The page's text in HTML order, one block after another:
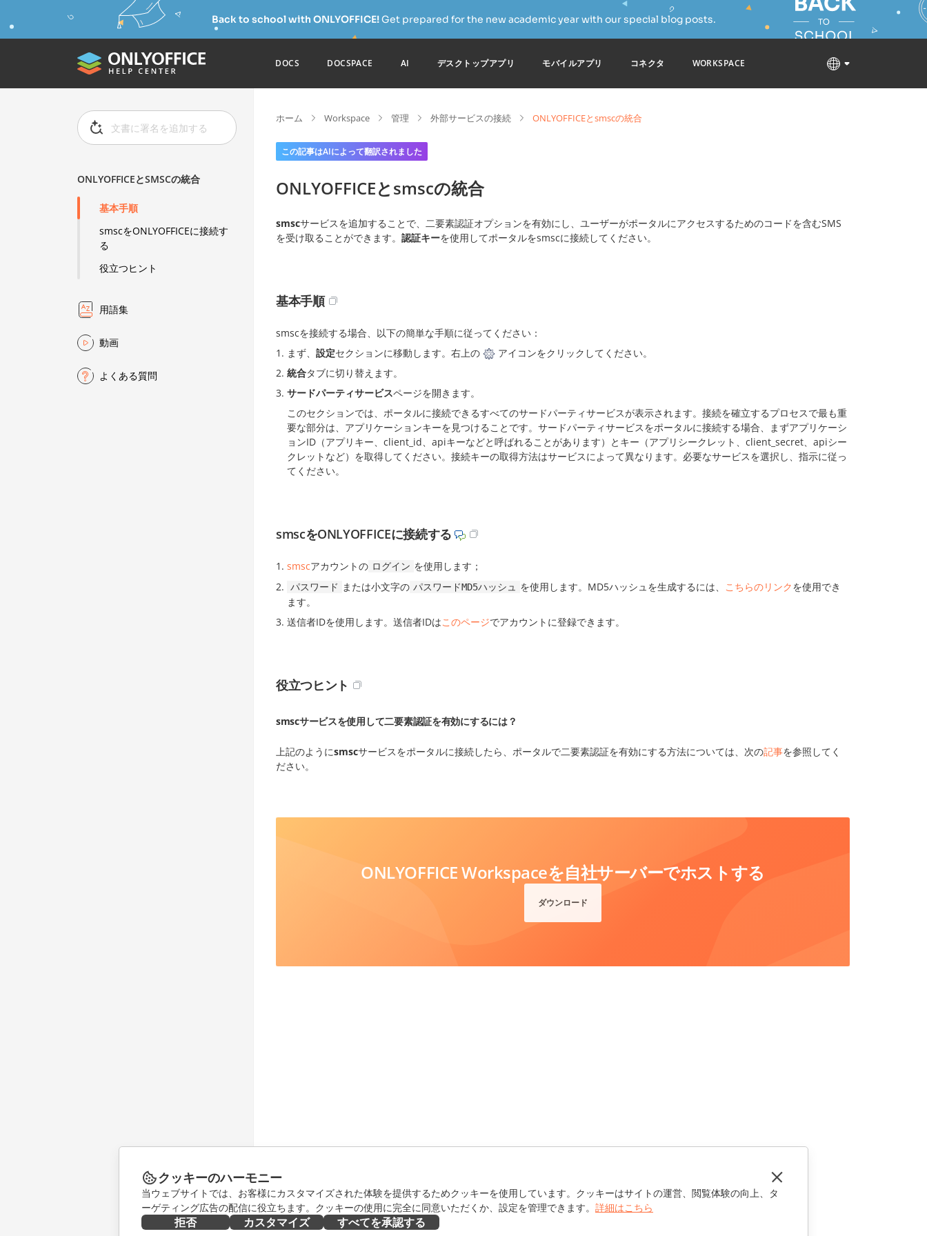
Back to school with ONLYOFFICE!Get prepared for the new academic year with our special blog posts.
DOCS DOCSPACE AI デスクトップアプリ モバイルアプリ コネクタ WORKSPACE
ONLYOFFICEとSMSCの統合
基本手順
smscをONLYOFFICEに接続す
る
役立つヒント
用語集
動画
よくある質問
ホーム Workspace 管理 外部サービスの接続 ONLYOFFICEとsmscの統合
この記事はAIによって翻訳されました
ONLYOFFICEとsmscの統合
smscサービスを追加することで、二要素認証オプションを有効にし、ユーザーがポータルにアクセスするためのコードを含むSMS
を受け取ることができます。 認証キーを使用してポータルをsmscに接続してください。
基本手順
smscを接続する場合、以下の簡単な手順に従ってください：
まず、 設定セクションに移動します。右上の
アイコンをクリックしてください。
統合タブに切り替えます。
サードパーティサービスページを開きます。
このセクションでは、ポータルに接続できるすべてのサードパーティサービスが表示されます。接続を確立するプロセスで最も重
要な部分は、アプリケーションキーを見つけることです。サードパーティサービスをポータルに接続する場合、まずアプリケーシ
ョンID（アプリキー、client_id、apiキーなどと呼ばれることがあります）とキー（アプリシークレット、client_secret、apiシー
クレットなど）を取得してください。接続キーの取得方法はサービスによって異なります。必要なサービスを選択し、指示に従っ
てください。
smscをONLYOFFICEに接続する
smscアカウントの ログイン を使用します；
パスワード または小文字の パスワードMD5ハッシュ を使用します。MD5ハッシュを生成するには、 こちらのリンクを使用でき
ます。
送信者IDを使用します。送信者IDはこのページでアカウントに登録できます。
役立つヒント
smscサービスを使用して二要素認証を有効にするには？
上記のようにsmscサービスをポータルに接続したら、ポータルで二要素認証を有効にする方法については、次の記事を参照してく
ださい。
ONLYOFFICE Workspaceを自社サーバーでホストする
ダウンロード
クッキーのハーモニー
当ウェブサイトでは、お客様にカスタマイズされた体験を提供するためクッキーを使用しています。クッキーはサイトの運営、閲覧体験の向上、タ
ーゲティング広告の配信に役立ちます。クッキーの使用に完全に同意いただくか、設定を管理できます。 詳細はこちら
拒否 カスタマイズ すべてを承認する